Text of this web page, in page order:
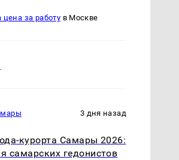
за работу в Москве
3 дня назад
курорта Самары 2026:
самарских гедонистов